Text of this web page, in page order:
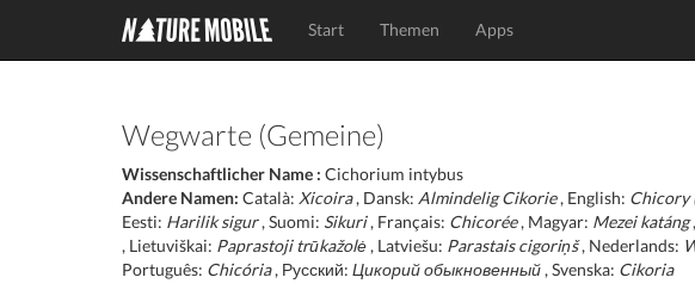
Start Themen Apps
Wegwarte (Gemeine)
Wissenschaftlicher Name : Cichorium intybus
Andere Namen: Català: Xicoira, Dansk: Almindelig Cikorie, English: Chicory
Eesti: Harilik sigur, Suomi: Sikuri, Français: Chicorée, Magyar: Mezei katáng
, Lietuviškai: Paprastoji trūkažolė , Latviešu: Parastais cigoriņš, Nederlands:
Português: Chicória, Русский: Цикорий обыкновенный , Svenska: Cikoria